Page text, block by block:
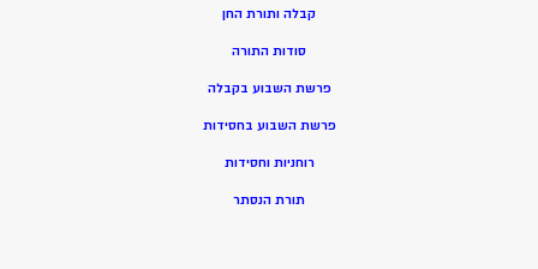
קבלה ותורת החן
סודות התורה
פרשת השבוע בקבלה
פרשת השבוע בחסידות
רוחניות וחסידות
תורת הנסתר